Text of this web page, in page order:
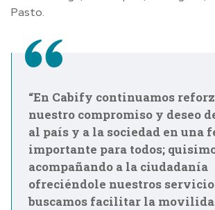
Pasto.
“En Cabify continuamos
nuestro compromiso y deseo
al país y a la sociedad en una
importante para todos;
acompañando a la ciudadanía
ofreciéndole nuestros
buscamos facilitar la